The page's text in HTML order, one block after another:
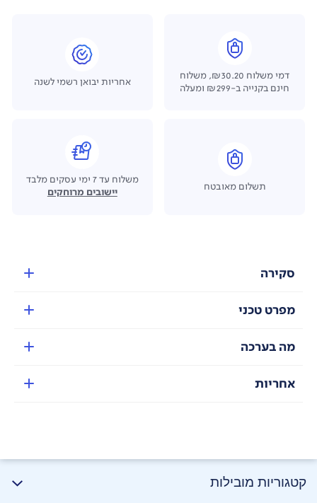
דמי משלוח ₪30.20, משלוח
חינם בקנייה ב-₪299 ומעלה
אחריות יבואן רשמי לשנה
תשלום מאובטח
משלוח עד 7 ימי עסקים מלבד
יישובים מרוחקים
סקירה
מפרט טכני
מה בערכה
אחריות
קטגוריות מובילות